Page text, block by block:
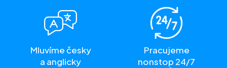
Mluvíme česky
a anglicky
Pracujeme
nonstop 24/7